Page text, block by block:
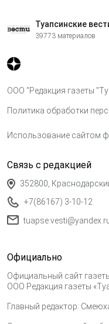
Туапсинские
39773 материалов
ООО "Редакция газеты
Политика обработки
Использование сайтом
Связь с редакцией
352800,
+7(86167) 3-10-12
Официально
Официальный сайт
ООО Редакция газеты
Главный редактор: